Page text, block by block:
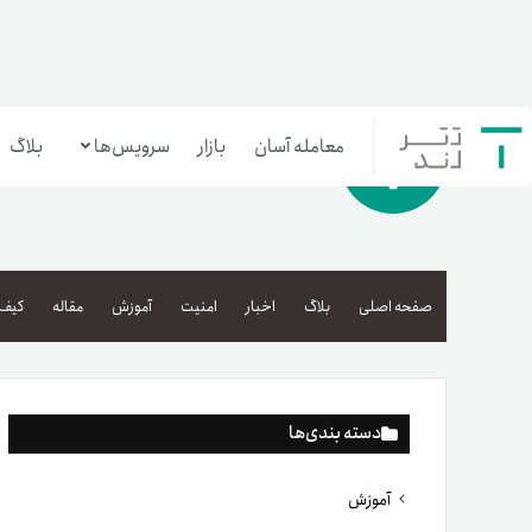
معامله آسان بازار سرویس‌ها
بازار تترلند
سرمایه‌گذاری آسان
بلاگ
صفحه اصلی بلاگ اخبار امنیت آموزش مقاله
دسته بندی‌ها
آموزش